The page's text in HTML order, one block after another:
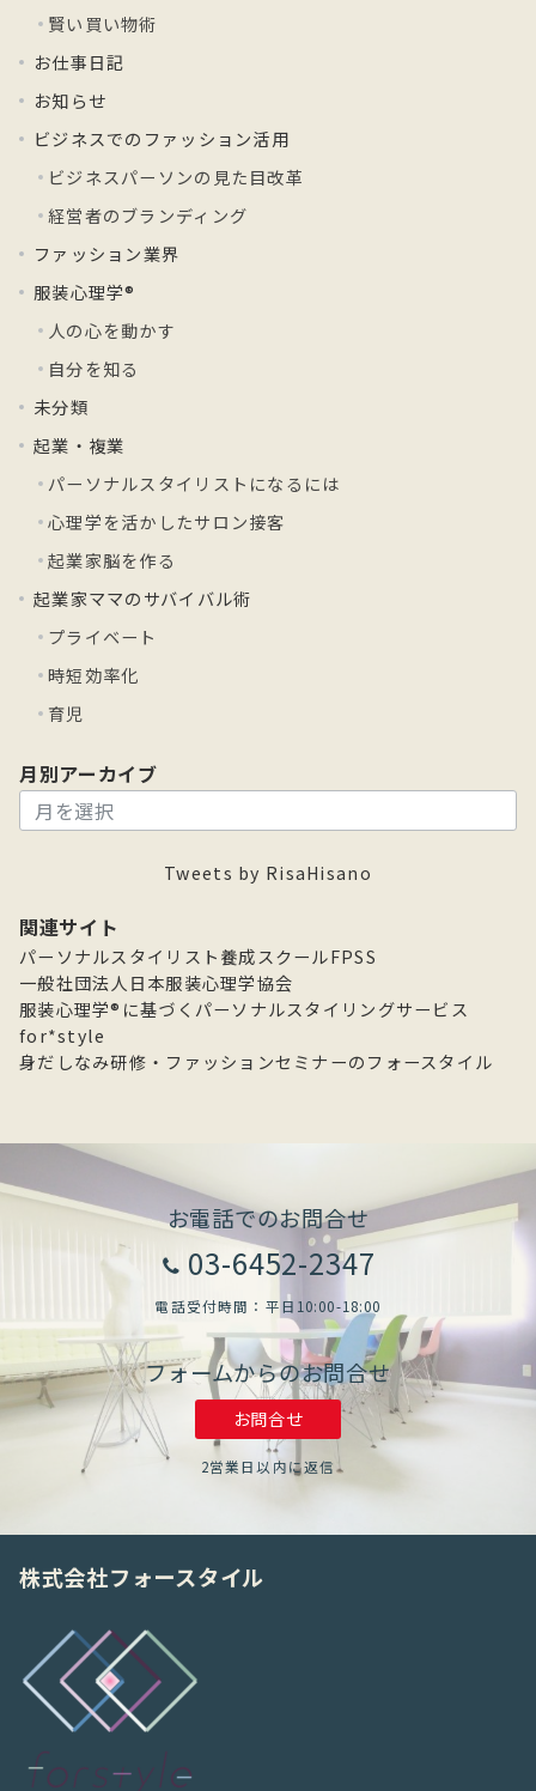
賢い買い物術
お仕事日記
お知らせ
ビジネスでのファッション活用
ビジネスパーソンの見た目改革
経営者のブランディング
ファッション業界
服装心理学®
人の心を動かす
自分を知る
未分類
起業・複業
パーソナルスタイリストになるには
心理学を活かしたサロン接客
起業家脳を作る
起業家ママのサバイバル術
プライベート
時短効率化
育児
月別アーカイブ
別
イ
ブ
Tweets by RisaHisano
関連サイト
パーソナルスタイリスト養成スクールFPSS
一般社団法人日本服装心理学協会
服装心理学®に基づくパーソナルスタイリングサービス
for*style
身だしなみ研修・ファッションセミナーのフォースタイル
お電話でのお問合せ
03-6452-2347
電話受付時間：平日10:00-18:00
フォームからのお問合せ
お問合せ
2営業日以内に返信
株式会社フォースタイル